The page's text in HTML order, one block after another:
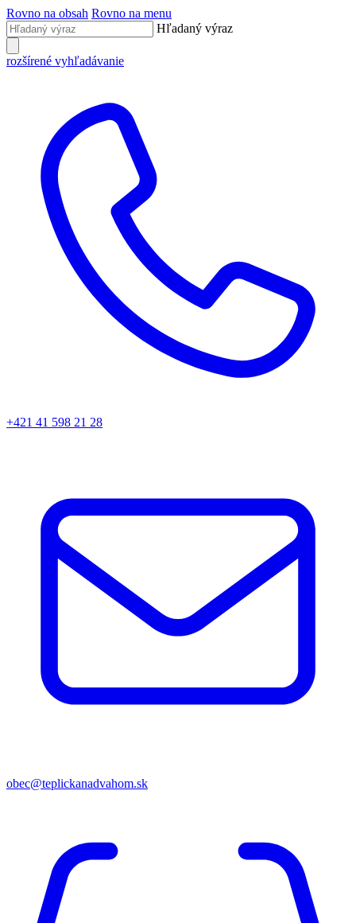
Rovno na obsah Rovno na menu
Hľadaný výraz
rozšírené vyhľadávanie
+421 41 598 21 28
obec@teplickanadvahom.sk